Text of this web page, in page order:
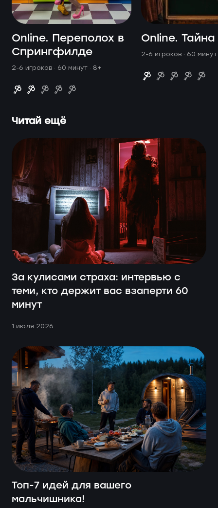
Online. Переполох в
Спрингфилде
2-6 игроков · 60 минут · 8+
Online.
2-6 игроков · 60
Читай ещё
За кулисами страха: интервью с
теми, кто держит вас взаперти 60
минут
1 июля 2026
Топ-7 идей для вашего
мальчишника!